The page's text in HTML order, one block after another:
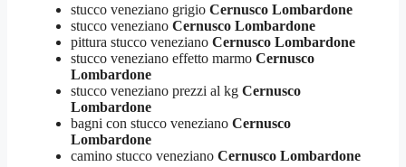
stucco veneziano grigio Cernusco Lombardone
stucco veneziano Cernusco Lombardone
pittura stucco veneziano Cernusco Lombardone
stucco veneziano effetto marmo Cernusco
Lombardone
stucco veneziano prezzi al kg Cernusco
Lombardone
bagni con stucco veneziano Cernusco
Lombardone
camino stucco veneziano Cernusco Lombardone